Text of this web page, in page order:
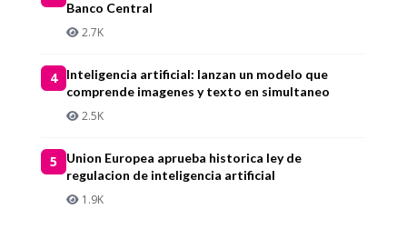
Banco Central
2.7K
4
Inteligencia artificial: lanzan un modelo que
comprende imagenes y texto en simultaneo
2.5K
5
Union Europea aprueba historica ley de
regulacion de inteligencia artificial
1.9K